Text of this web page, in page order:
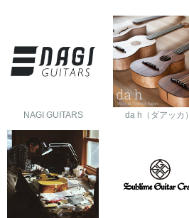
NAGI GUITARS da h（ダアッカ）